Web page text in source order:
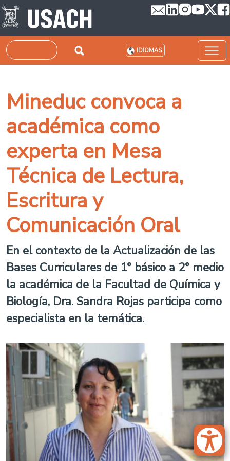
Pasar al contenido principal
Buscar IDIOMAS
Mineduc convoca a
académica como
experta en Mesa
Técnica de Lectura,
Escritura y
Comunicación Oral
En el contexto de la Actualización de las
Bases Curriculares de 1° básico a 2° medio
la académica de la Facultad de Química y
Biología, Dra. Sandra Rojas participa como
especialista en la temática.